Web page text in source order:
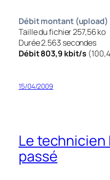
Débit montant (upload)
Taille du fichier 257,56 ko
Durée 2.563 secondes
Débit 803,9 kbit/s
15/04/2009
Le technicien
passé